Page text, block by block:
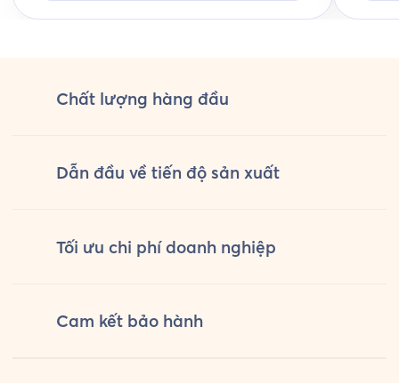
Chất lượng hàng đầu
Dẫn đầu về tiến độ sản xuất
Tối ưu chi phí doanh nghiệp
Cam kết bảo hành